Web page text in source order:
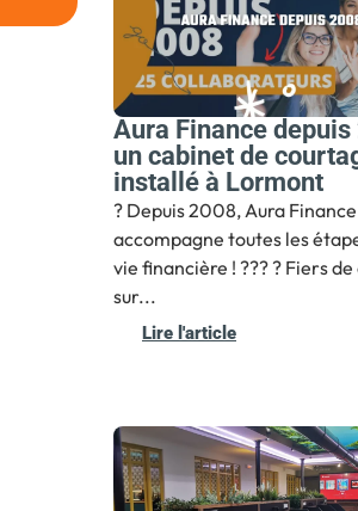
Aura Finance
un cabinet de
installé à Lormont
? Depuis 2008, Aura Finance
accompagne toutes les
vie financière ! ??? ? Fiers
sur...
Lire l'article